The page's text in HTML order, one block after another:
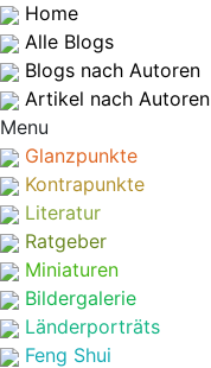
Home
Alle Blogs
Blogs nach Autoren
Artikel nach Autoren
Menu
Glanzpunkte
Kontrapunkte
Literatur
Ratgeber
Miniaturen
Bildergalerie
Länderporträts
Feng Shui